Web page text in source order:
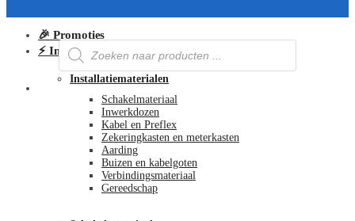
Producten
zoeken
🎉 Promoties
⚡ Installatiematerialen
Installatiematerialen
Schakelmateriaal
Inwerkdozen
Kabel en Preflex
Zekeringkasten en meterkasten
Aarding
Buizen en kabelgoten
Verbindingsmateriaal
Gereedschap